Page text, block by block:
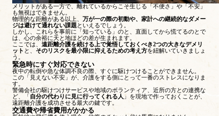
メリットがある一方で、離れているからこそ生じる「不便さ」や「不安」
も無視はできません。
物理的な距離がある以上、 万が一の際の初動や、家計への継続的なダメー
ジは避けて通れない課題といえるでしょう。
しかし、これらを事前に「知っている」のと、直面してから慌てるのとで
は、心の余裕に天と地ほどの差が生まれます。
ここでは、 遠距離介護を続ける上で覚悟しておくべき2つの大きなデメリ
ット と、 そのリスクを最小限に抑えるための考え方を紐解いていきましょ
う。
緊急時にすぐ対応できない
夜中の転倒や急な体調不良の際、すぐに駆けつけることができません。
この「見えない不安」が、介護をする側にとって一番のストレスになりま
す。
警備会社の駆けつけサービスや地域のボランティア、近所の方との連携な
ど、「 自分の代わりに見に行ってくれる人 」を現地で作っておくことが、
遠距離介護を成功させる最大の鍵です。
交通費や帰省費用がかかる